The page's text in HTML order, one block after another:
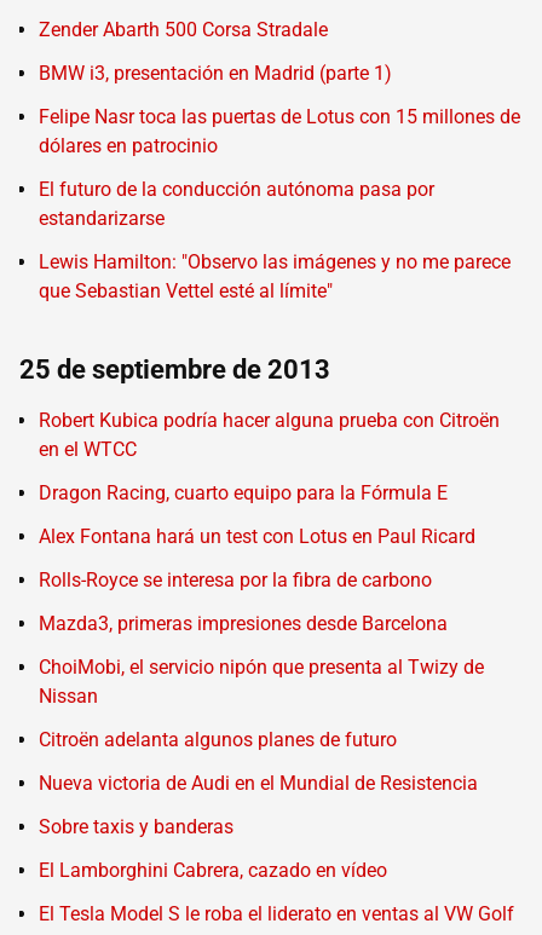
Zender Abarth 500 Corsa Stradale
BMW i3, presentación en Madrid (parte 1)
Felipe Nasr toca las puertas de Lotus con 15 millones de
dólares en patrocinio
El futuro de la conducción autónoma pasa por
estandarizarse
Lewis Hamilton: "Observo las imágenes y no me parece
que Sebastian Vettel esté al límite"
25 de septiembre de 2013
Robert Kubica podría hacer alguna prueba con Citroën
en el WTCC
Dragon Racing, cuarto equipo para la Fórmula E
Alex Fontana hará un test con Lotus en Paul Ricard
Rolls-Royce se interesa por la fibra de carbono
Mazda3, primeras impresiones desde Barcelona
ChoiMobi, el servicio nipón que presenta al Twizy de
Nissan
Citroën adelanta algunos planes de futuro
Nueva victoria de Audi en el Mundial de Resistencia
Sobre taxis y banderas
El Lamborghini Cabrera, cazado en vídeo
El Tesla Model S le roba el liderato en ventas al VW Golf